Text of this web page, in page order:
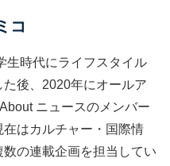
コ
生時代にライフスタイル
後、2020年にオールア
ニュースのメンバー
はカルチャー・国際情
の連載企画を担当してい